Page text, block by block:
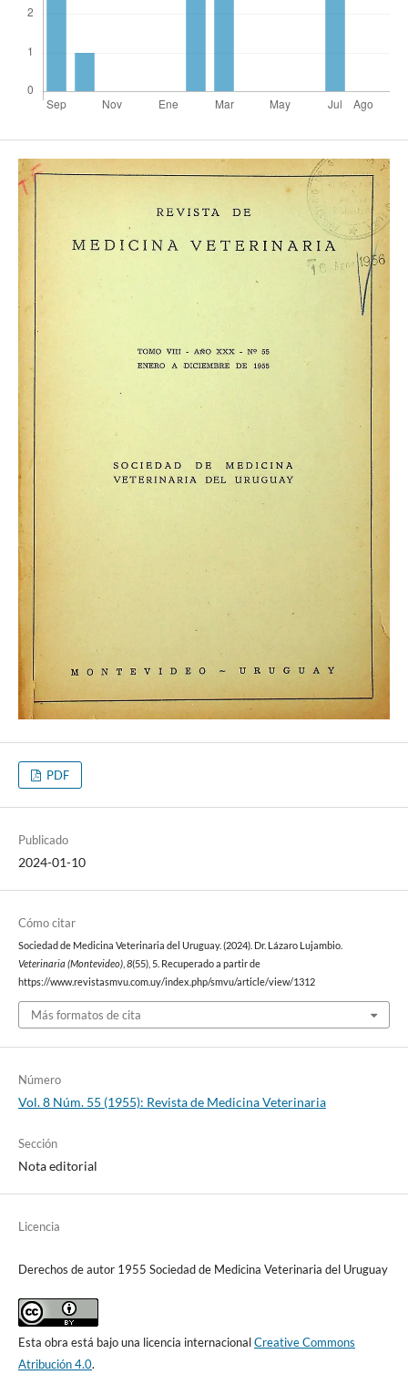
PDF
Publicado
2024-01-10
Cómo citar
Sociedad de Medicina Veterinaria del Uruguay. (2024). Dr. Lázaro Lujambio.
Veterinaria (Montevideo), 8(55), 5. Recuperado a partir de
https://www.revistasmvu.com.uy/index.php/smvu/article/view/1312
Más formatos de cita
Número
Vol. 8 Núm. 55 (1955): Revista de Medicina Veterinaria
Sección
Nota editorial
Licencia
Derechos de autor 1955 Sociedad de Medicina Veterinaria del Uruguay
Esta obra está bajo una licencia internacionalCreative Commons
Atribución 4.0.